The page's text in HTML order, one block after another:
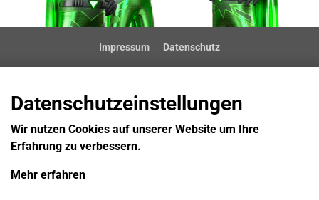
Impressum Datenschutz
Datenschutzeinstellungen
Wir nutzen Cookies auf unserer Website um Ihre
Erfahrung zu verbessern.
Mehr erfahren